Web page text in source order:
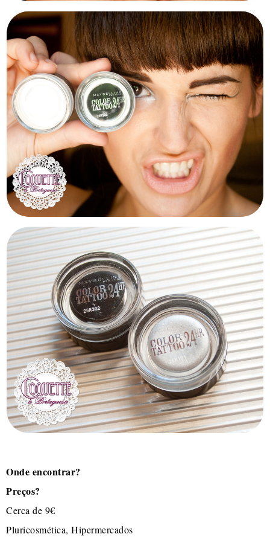
Onde encontrar?
Preços?
Cerca de 9€
Pluricosmética, Hipermercados